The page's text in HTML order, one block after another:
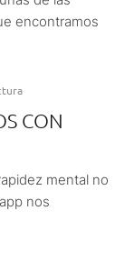
encontramos
CON
mental no
nos